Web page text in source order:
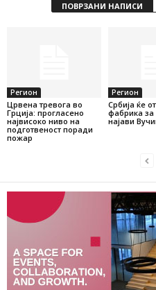
ПОВРЗАНИ НАПИСИ
Регион
Црвена тревога во
Грција: прогласено
највисоко ниво на
подготвеност поради
пожар
Регион
Србија ќе
фабрика
најави